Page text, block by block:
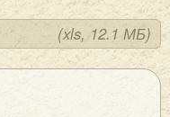
(xls, 12.1 МБ)